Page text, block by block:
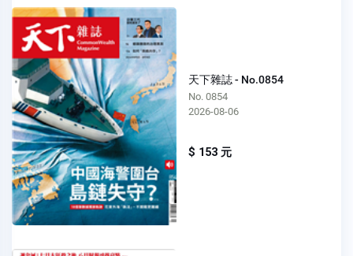
天下雜誌 - No.0854
No. 0854
2026-08-06
$ 153 元